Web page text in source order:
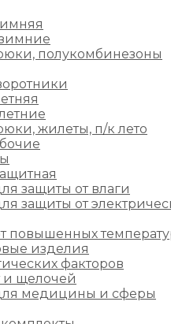
полукомбинезоны
жилеты, п/к лето
защиты от влаги
защиты от
повышенных
изделия
факторов
и щелочей
медицины и сферы